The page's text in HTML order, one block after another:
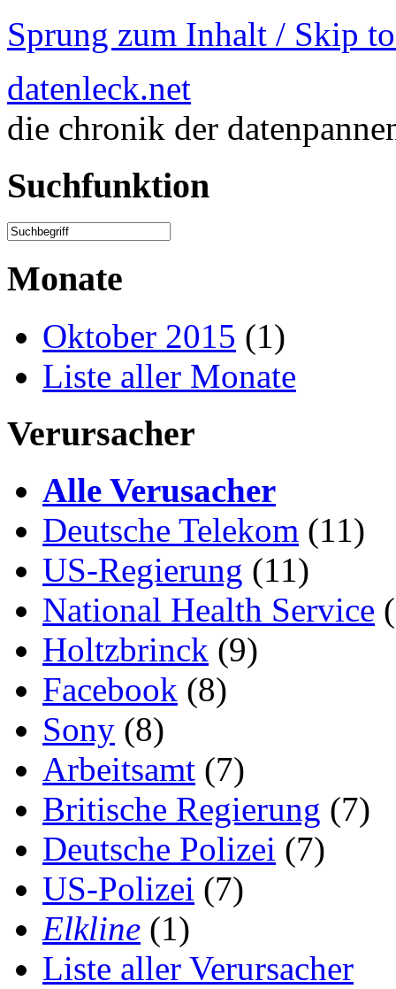
Sprung zum Inhalt / Skip
datenleck.net
die chronik der
Suchfunktion
Monate
Oktober 2015 (1)
Liste aller Monate
Verursacher
Alle Verusacher
Deutsche Telekom (11)
US-Regierung (11)
National Health Service
Holtzbrinck (9)
Facebook (8)
Sony (8)
Arbeitsamt (7)
Britische Regierung (7)
Deutsche Polizei (7)
US-Polizei (7)
Elkline (1)
Liste aller Verursacher